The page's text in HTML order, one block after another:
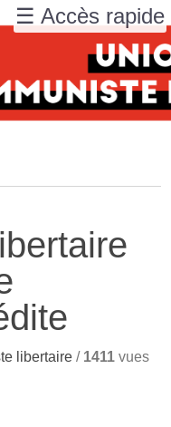
libertaire / 1411 vues
☰ Accès rapide